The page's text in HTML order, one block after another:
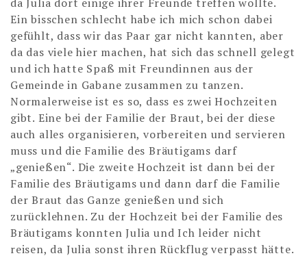
Ein bisschen schlecht habe ich mich schon dabei
gefühlt, dass wir das Paar gar nicht kannten, aber
da das viele hier machen, hat sich das schnell gelegt
und ich hatte Spaß mit Freundinnen aus der
Gemeinde in Gabane zusammen zu tanzen.
Normalerweise ist es so, dass es zwei Hochzeiten
gibt. Eine bei der Familie der Braut, bei der diese
auch alles organisieren, vorbereiten und servieren
muss und die Familie des Bräutigams darf
„genießen“. Die zweite Hochzeit ist dann bei der
Familie des Bräutigams und dann darf die Familie
der Braut das Ganze genießen und sich
zurücklehnen. Zu der Hochzeit bei der Familie des
Bräutigams konnten Julia und Ich leider nicht
reisen, da Julia sonst ihren Rückflug verpasst hätte.